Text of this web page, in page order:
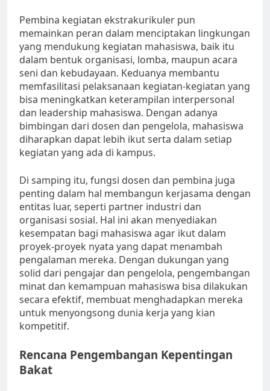
Pembina kegiatan ekstrakurikuler pun
memainkan peran dalam menciptakan lingkungan
yang mendukung kegiatan mahasiswa, baik itu
dalam bentuk organisasi, lomba, maupun acara
seni dan kebudayaan. Keduanya membantu
memfasilitasi pelaksanaan kegiatan-kegiatan yang
bisa meningkatkan keterampilan interpersonal
dan leadership mahasiswa. Dengan adanya
bimbingan dari dosen dan pengelola, mahasiswa
diharapkan dapat lebih ikut serta dalam setiap
kegiatan yang ada di kampus.
Di samping itu, fungsi dosen dan pembina juga
penting dalam hal membangun kerjasama dengan
entitas luar, seperti partner industri dan
organisasi sosial. Hal ini akan menyediakan
kesempatan bagi mahasiswa agar ikut dalam
proyek-proyek nyata yang dapat menambah
pengalaman mereka. Dengan dukungan yang
solid dari pengajar dan pengelola, pengembangan
minat dan kemampuan mahasiswa bisa dilakukan
secara efektif, membuat menghadapkan mereka
untuk menyongsong dunia kerja yang kian
kompetitif.
Rencana Pengembangan Kepentingan
Bakat